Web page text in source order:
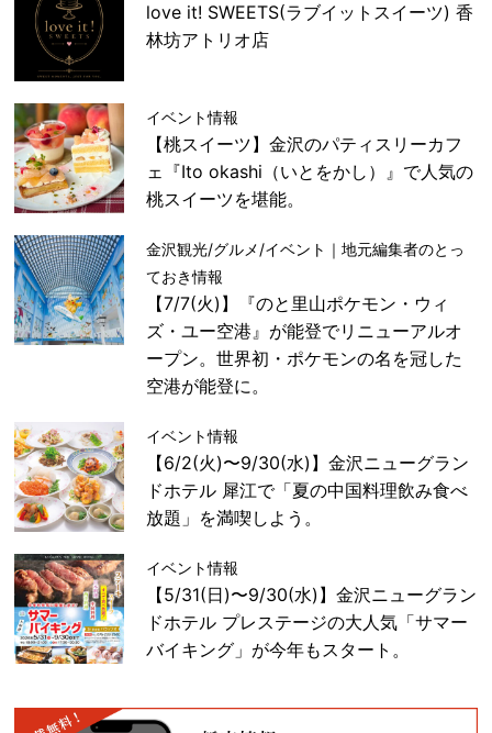
love it! SWEETS(ラブイットスイーツ) 香
林坊アトリオ店
イベント情報
【桃スイーツ】金沢のパティスリーカフ
ェ『Ito okashi（いとをかし）』で人気の
桃スイーツを堪能。
金沢観光/グルメ/イベント｜地元編集者のとっ
ておき情報
【7/7(火)】『のと里山ポケモン・ウィ
ズ・ユー空港』が能登でリニューアルオ
ープン。世界初・ポケモンの名を冠した
空港が能登に。
イベント情報
【6/2(火)〜9/30(水)】金沢ニューグラン
ドホテル 犀江で「夏の中国料理飲み食べ
放題」を満喫しよう。
イベント情報
【5/31(日)〜9/30(水)】金沢ニューグラン
ドホテル プレステージの大人気「サマー
バイキング」が今年もスタート。